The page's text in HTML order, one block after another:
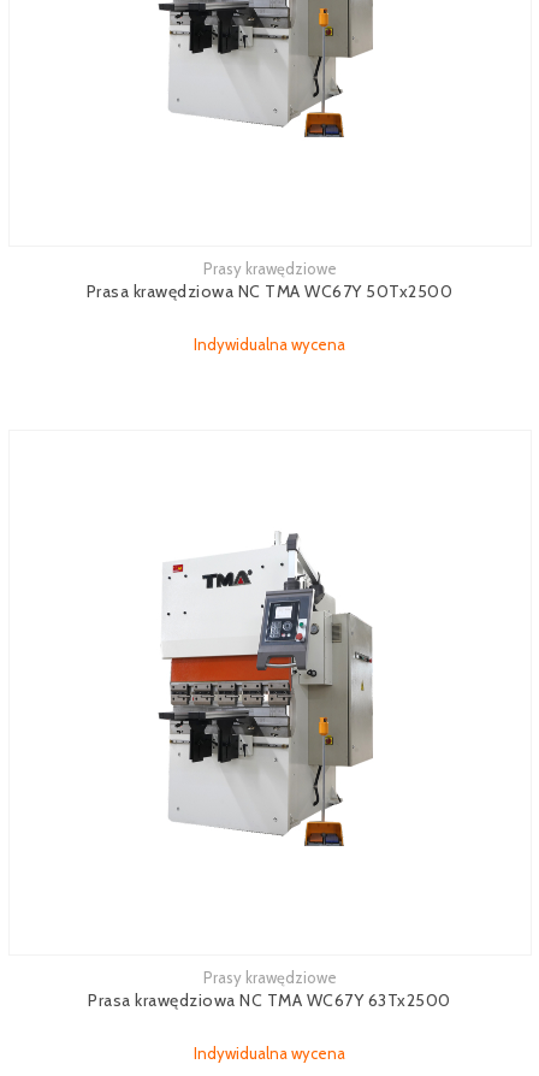
Prasy krawędziowe
Prasa krawędziowa NC TMA WC67Y 50Tx2500
Indywidualna wycena
Prasy krawędziowe
Prasa krawędziowa NC TMA WC67Y 63Tx2500
Indywidualna wycena